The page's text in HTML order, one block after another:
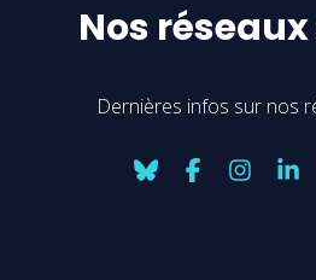
Nos
Dernières infos sur nos